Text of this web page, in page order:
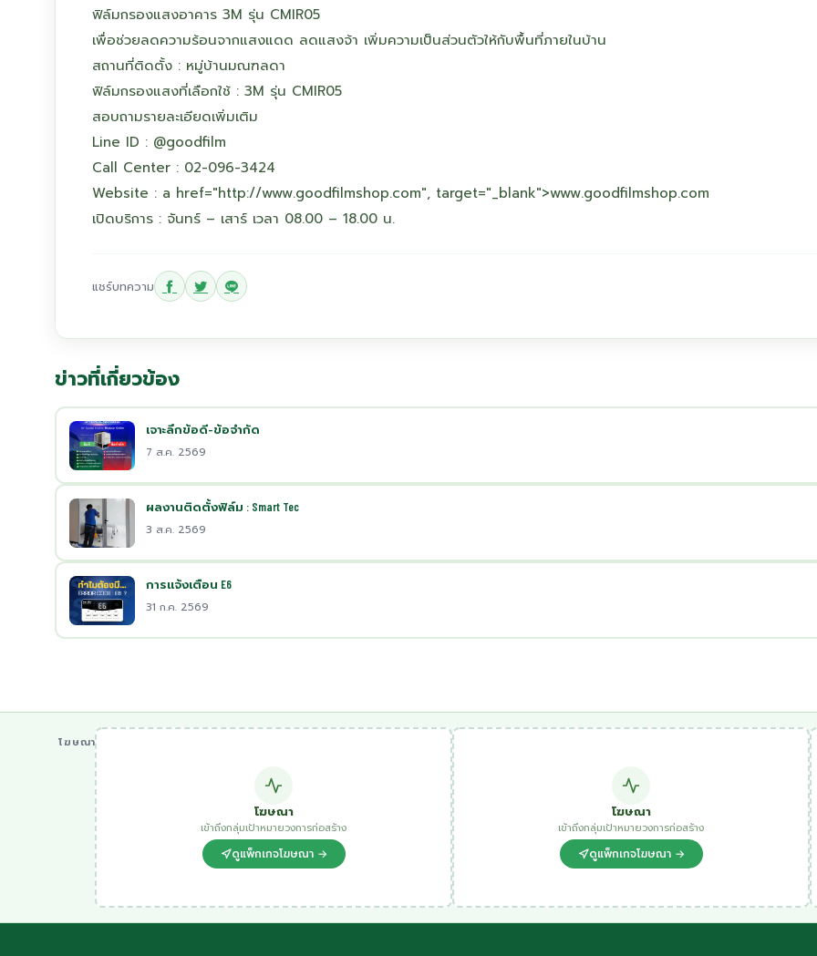
ฟิล์มกรองแสงอาคาร 3M รุ่น CMIR05
เพื่อช่วยลดความร้อนจากแสงแดด ลดแสงจ้า เพิ่มความเป็นส่วนตัวให้กับพื้นที่ภายในบ้าน
สถานที่ติดตั้ง : หมู่บ้านมณฑลดา
ฟิล์มกรองแสงที่เลือกใช้ : 3M รุ่น CMIR05
สอบถามรายละเอียดเพิ่มเติม
Line ID : @goodfilm
Call Center : 02-096-3424
Website : a href="http://www.goodfilmshop.com", target="_blank">www.goodfilmshop.com
เปิดบริการ : จันทร์ – เสาร์ เวลา 08.00 – 18.00 น.
แชร์บทความ
ข่าวที่เกี่ยวข้อง
เจาะลึกข้อดี–ข้อจำกัด
7 ส.ค. 2569
ผลงานติดตั้งฟิล์ม : Smart Tec
3 ส.ค. 2569
การแจ้งเตือน E6
31 ก.ค. 2569
โฆษณา
โฆษณา
เข้าถึงกลุ่มเป้าหมายวงการก่อสร้าง
ดูแพ็กเกจโฆษณา →
โฆษณา
เข้าถึงกลุ่มเป้าหมายวงการก่อสร้าง
ดูแพ็กเกจโฆษณา →